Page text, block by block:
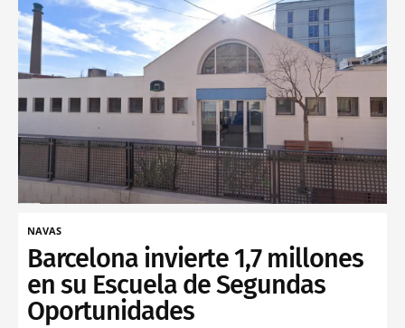
NAVAS
Barcelona invierte 1,7 millones
en su Escuela de Segundas
Oportunidades